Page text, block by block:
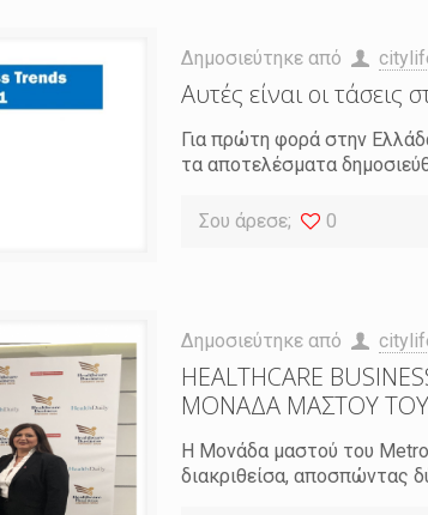
Δημοσιεύτηκε από
Αυτές είναι οι
Για πρώτη φορά στην
τα αποτελέσματα
Σου άρεσε; 0
Δημοσιεύτηκε από
HEALTHCARE
ΜΟΝΑΔΑ ΜΑΣΤΟΥ ΤΟΥ
Η Μονάδα μαστού του
διακριθείσα, αποσπώντας